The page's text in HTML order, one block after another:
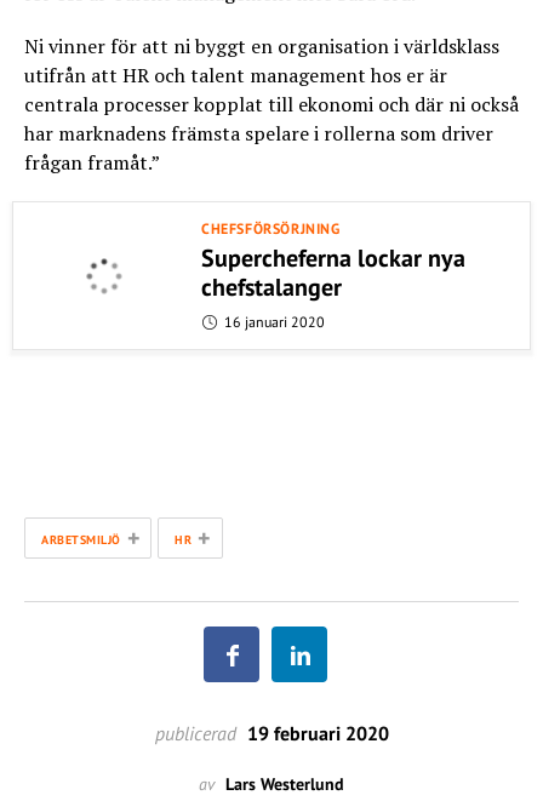
Ni vinner för att ni byggt en organisation i världsklass
utifrån att HR och talent management hos er är
centrala processer kopplat till ekonomi och där ni också
har marknadens främsta spelare i rollerna som driver
frågan framåt.”
CHEFSFÖRSÖRJNING
Supercheferna lockar nya
chefstalanger
16 januari 2020
ARBETSMILJÖ + HR +
publicerad 19 februari 2020
av Lars Westerlund